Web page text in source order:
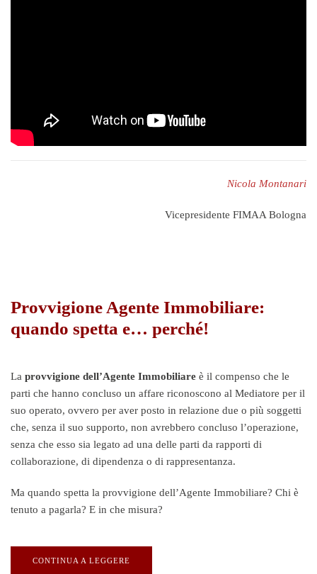
Nicola Montanari
Vicepresidente FIMAA Bologna
Provvigione Agente Immobiliare:
quando spetta e… perché!
La provvigione dell’Agente Immobiliare è il compenso che le
parti che hanno concluso un affare riconoscono al Mediatore per il
suo operato, ovvero per aver posto in relazione due o più soggetti
che, senza il suo supporto, non avrebbero concluso l’operazione,
senza che esso sia legato ad una delle parti da rapporti di
collaborazione, di dipendenza o di rappresentanza.
Ma quando spetta la provvigione dell’Agente Immobiliare? Chi è
tenuto a pagarla? E in che misura?
CONTINUA A LEGGERE